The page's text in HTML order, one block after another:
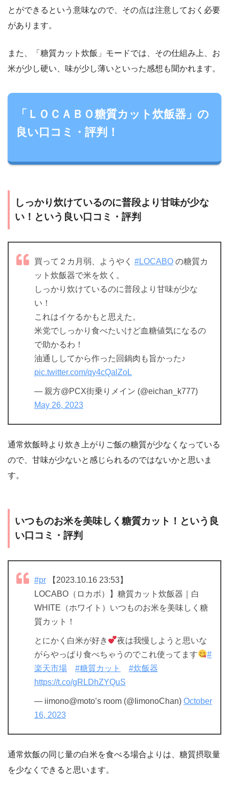
とができるという意味なので、その点は注意しておく必要
があります。
また、「糖質カット炊飯」モードでは、その仕組み上、お
米が少し硬い、味が少し薄いといった感想も聞かれます。
「ＬＯＣＡＢＯ糖質カット炊飯器」の
良い口コミ・評判！
しっかり炊けているのに普段より甘味が少な
い！という良い口コミ・評判
買って２カ月弱、ようやく #LOCABO の糖質カ
ット炊飯器で米を炊く。
しっかり炊けているのに普段より甘味が少な
い！
これはイケるかもと思えた。
米党でしっかり食べたいけど血糖値気になるの
で助かるわ！
油通ししてから作った回鍋肉も旨かった♪
pic.twitter.com/qy4cQalZoL
— 親方@PCX街乗りメイン (@eichan_k777)
May 26, 2023
通常炊飯時より炊き上がりご飯の糖質が少なくなっている
ので、甘味が少ないと感じられるのではないかと思いま
す。
いつものお米を美味しく糖質カット！という良
い口コミ・評判
#pr 【2023.10.16 23:53】
LOCABO（ロカボ）】糖質カット炊飯器｜白
WHITE（ホワイト）いつものお米を美味しく糖
質カット！
とにかく白米が好き
夜は我慢しようと思いな
がらやっぱり食べちゃうのでこれ使ってます
#
楽天市場
#糖質カット
#炊飯器
https://t.co/gRLDhZYQuS
— iimono@moto’s room (@IimonoChan) October
16, 2023
通常炊飯の同じ量の白米を食べる場合よりは、糖質摂取量
を少なくできると思います。